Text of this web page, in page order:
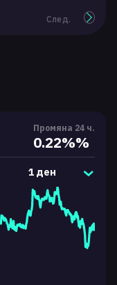
След.
Промяна 24 ч.
0.22%%
1 ден